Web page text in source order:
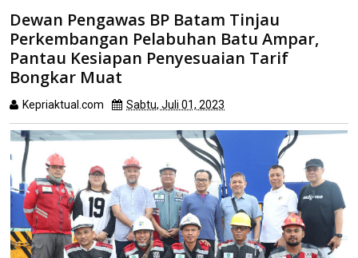
Dewan Pengawas BP Batam Tinjau Perkembangan Pelabuhan
Batu Ampar, Pantau Kesiapan Penyesuaian Tarif Bongkar Muat
Dewan Pengawas BP Batam Tinjau
Perkembangan Pelabuhan Batu Ampar,
Pantau Kesiapan Penyesuaian Tarif
Bongkar Muat
Kepriaktual.com Sabtu, Juli 01, 2023